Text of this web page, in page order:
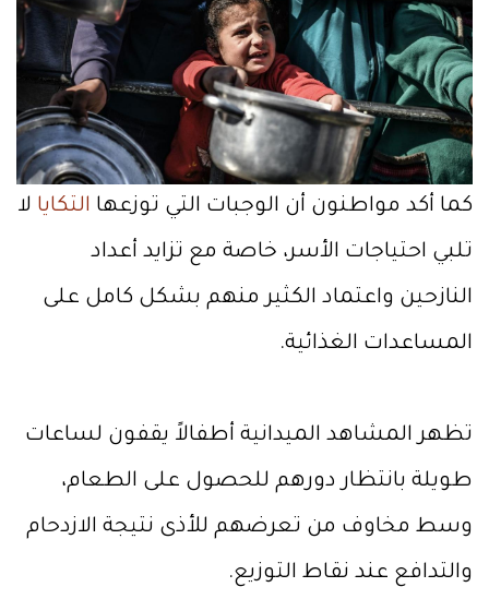
كما أكد مواطنون أن الوجبات التي توزعها التكايا لا
تلبي احتياجات الأسر، خاصة مع تزايد أعداد
النازحين واعتماد الكثير منهم بشكل كامل على
المساعدات الغذائية.
تظهر المشاهد الميدانية أطفالاً يقفون لساعات
طويلة بانتظار دورهم للحصول على الطعام،
وسط مخاوف من تعرضهم للأذى نتيجة الازدحام
والتدافع عند نقاط التوزيع.